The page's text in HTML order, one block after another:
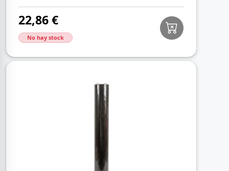
22,86 €
No hay stock